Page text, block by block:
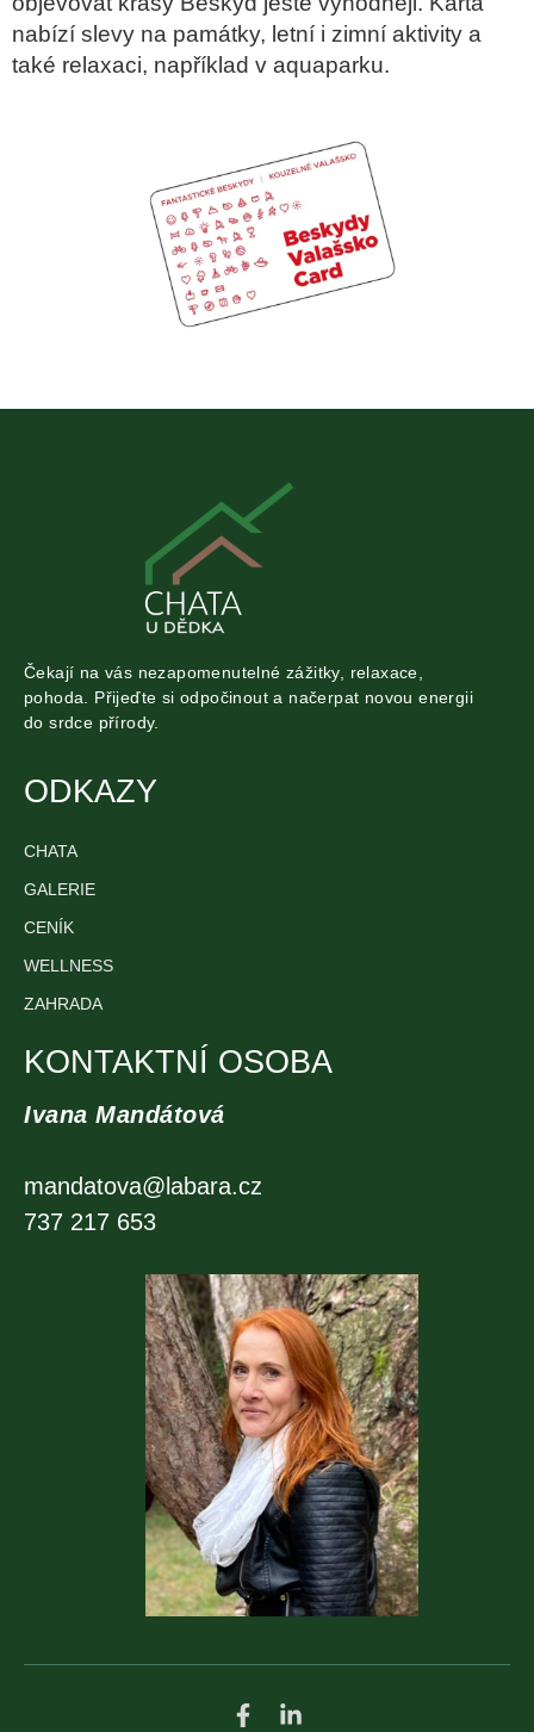
nabízí slevy na památky, letní i zimní aktivity a
také relaxaci, například v aquaparku.
Čekají na vás nezapomenutelné zážitky, relaxace,
pohoda. Přijeďte si odpočinout a načerpat novou energii
do srdce přírody.
ODKAZY
CHATA
GALERIE
CENÍK
WELLNESS
ZAHRADA
KONTAKTNÍ OSOBA
Ivana Mandátová
mandatova@labara.cz
737 217 653